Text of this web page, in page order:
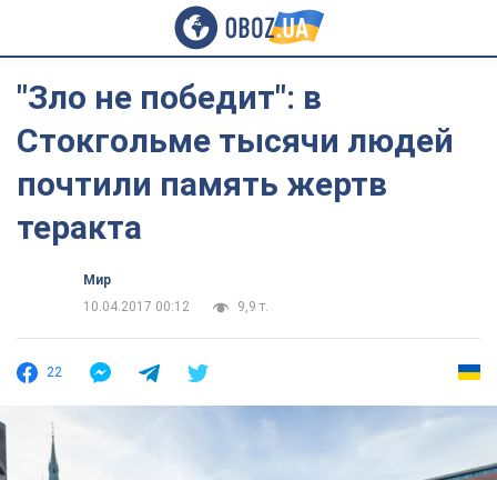
"Зло не победит": в
Стокгольме тысячи людей
почтили память жертв
теракта
Мир
10.04.2017 00:12
9,9 т.
22